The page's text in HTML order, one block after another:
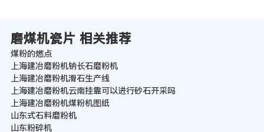
磨煤机瓷片 相关推荐
煤粉的燃点
上海建冶磨粉机钠长石磨粉机
上海建冶磨粉机滑石生产线
上海建冶磨粉机云南挂靠可以进行砂石开采吗
上海建冶磨粉机煤粉机图纸
山东式石料磨粉机
山东粉碎机